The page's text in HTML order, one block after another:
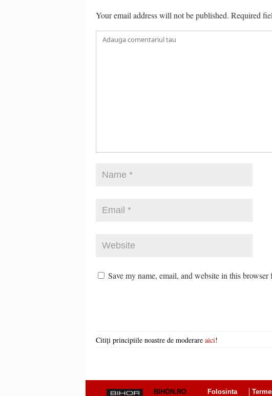
Your email address will not be published. Required
Save my name, email, and website in this
Citiți principiile noastre de moderare aici!
BIHON.RO Folosinta